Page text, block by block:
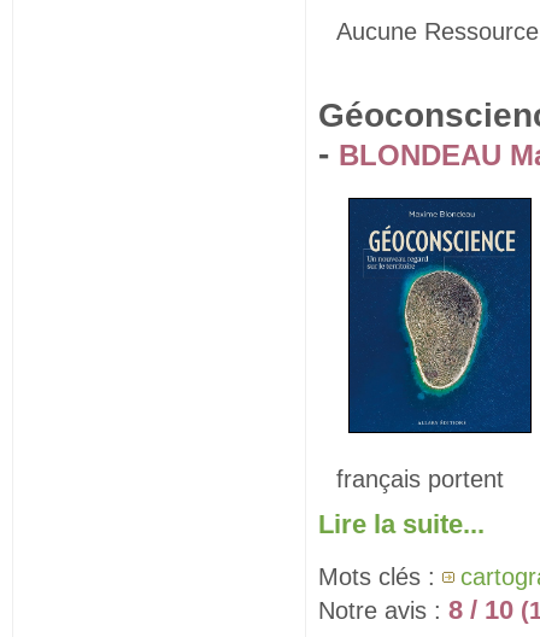
Aucune
- BLONDEAU
français portent
Lire la suite...
Mots clés :
Notre avis : 8 / 10